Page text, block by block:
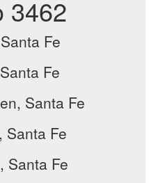
3462
Fe
Fe
Santa Fe
Santa Fe
Santa Fe